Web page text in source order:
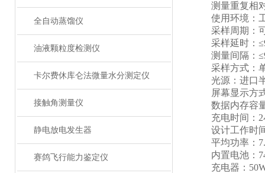
全自动蒸馏仪
油液颗粒度检测仪
卡尔费休库仑法微量水分测定仪
接触角测量仪
静电放电发生器
赛鸽飞行能力鉴定仪
测量重复相对
使用环境：工
采样周期：可
采样延时：
测量间隔：
采样方式：单
光源：进口半
屏幕显示方式
数据内存容量
充电时间：2
设计工作时间
平均功率：
内置电池：
充电器：50W